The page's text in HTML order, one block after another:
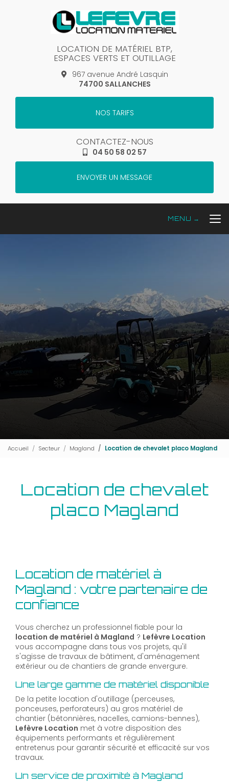
LOCATION DE MATÉRIEL BTP,
ESPACES VERTS ET OUTILLAGE
967 avenue André Lasquin
74700 SALLANCHES
NOS TARIFS
CONTACTEZ-NOUS
04 50 58 02 57
ENVOYER UN MESSAGE
Accueil Secteur Magland Location de chevalet placo Magland
Location de chevalet
placo Magland
Location de matériel à
Magland : votre partenaire de
confiance
Vous cherchez un professionnel fiable pour la
location de matériel à Magland ? Lefèvre Location
vous accompagne dans tous vos projets, qu'il
s'agisse de travaux de bâtiment, d'aménagement
extérieur ou de chantiers de grande envergure.
Une large gamme de matériel disponible
De la petite location d'outillage (perceuses,
ponceuses, perforateurs) au gros matériel de
chantier (bétonnières, nacelles, camions-bennes),
Lefèvre Location met à votre disposition des
équipements performants et régulièrement
entretenus pour garantir sécurité et efficacité sur vos
travaux.
Un service de proximité à Magland